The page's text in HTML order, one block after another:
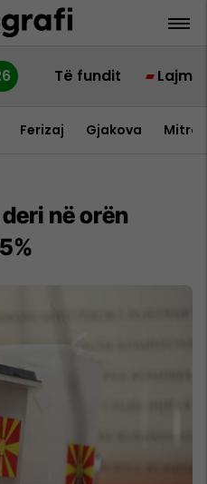
Të fundit Lajme
Ferizaj Gjakova
në orën